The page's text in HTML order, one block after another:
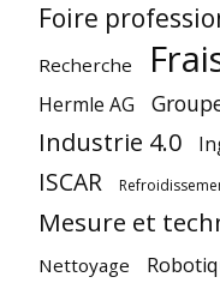
Foire
Recherche
Hermle AG
Industrie 4.0
ISCAR
Mesure et
Nettoyage